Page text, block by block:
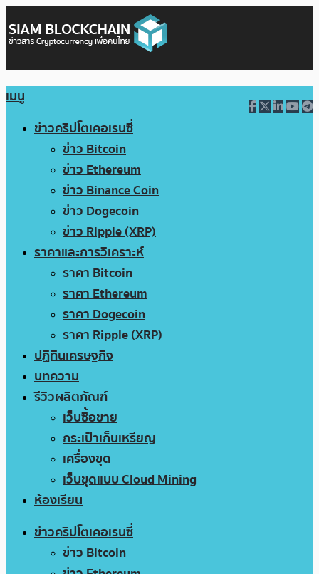
เมนู
ข่าวคริปโตเคอเรนซี่
ข่าว Bitcoin
ข่าว Ethereum
ข่าว Binance Coin
ข่าว Dogecoin
ข่าว Ripple (XRP)
ราคาและการวิเคราะห์
ราคา Bitcoin
ราคา Ethereum
ราคา Dogecoin
ราคา Ripple (XRP)
ปฏิทินเศรษฐกิจ
บทความ
รีวิวผลิตภัณฑ์
เว็บซื้อขาย
กระเป๋าเก็บเหรียญ
เครื่องขุด
เว็บขุดแบบ Cloud Mining
ห้องเรียน
ข่าวคริปโตเคอเรนซี่
ข่าว Bitcoin